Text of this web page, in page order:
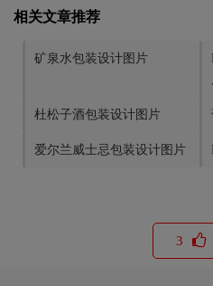
相关文章推荐
矿泉水包装设计图片
杜松子酒包装设计图片
爱尔兰威士忌包装设计图片
3